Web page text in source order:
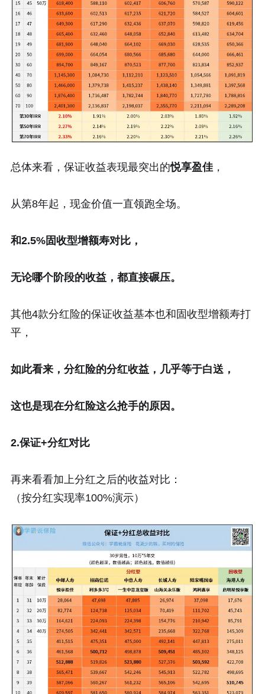
总体来看，保证收益表现最突出的悦享盈佳，
从第8年起，现金价值一直领跑全场。
和2.5%固收型增额寿对比，
无论哪个阶段的收益，都直接碾压。
其他4款分红险的保证收益基本也和固收型增额寿打
平，
如此看来，分红险的分红收益，几乎等于白送，
这也是现在分红险这么抢手的原因。
2.保证+分红对比
再来看看加上分红之后的收益对比：
（按分红实现率100%演示）